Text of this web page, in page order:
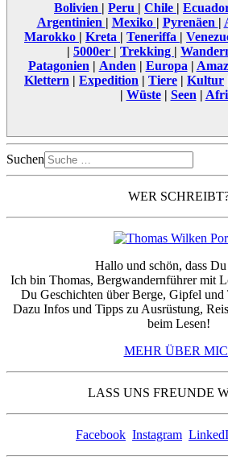
Bolivien | Peru | Chile |
Argentinien | Mexiko | Pyrenäen |
Marokko | Kreta | Teneriffa |
| 5000er | Trekking |
Patagonien | Anden | Europa |
Klettern | Expedition | Tiere | Kultur
| Wüste| Seen |
Suchen
WER
Hallo und schön, dass
Ich bin Thomas, Bergwandernführer mit
Du Geschichten über Berge, Gipfel
Dazu Infos und Tipps zu Ausrüstung,
beim Lesen!
MEHR ÜBER
LASS UNS FREUNDE
Facebook Instagram